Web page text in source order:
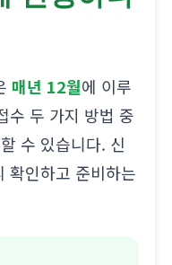
매년 12월에 이루
수 두 가지 방법 중
수 있습니다. 신
확인하고 준비하는